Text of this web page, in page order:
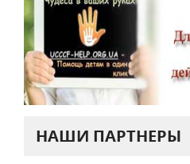
НАШИ ПАРТНЕРЫ